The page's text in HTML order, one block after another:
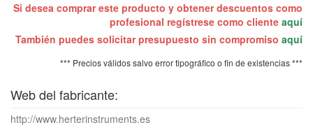
Si desea comprar este producto y obtener descuentos como
profesional regístrese como cliente aquí
También puedes solicitar presupuesto sin compromiso aquí
*** Precios válidos salvo error tipográfico o fin de existencias ***
Web del fabricante:
http://www.herterinstruments.es